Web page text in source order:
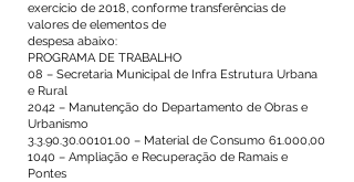
exercício de 2018, conforme transferências de
valores de elementos de
despesa abaixo:
PROGRAMA DE TRABALHO
08 – Secretaria Municipal de Infra Estrutura Urbana
e Rural
2042 – Manutenção do Departamento de Obras e
Urbanismo
3.3.90.30.00101.00 – Material de Consumo 61.000,00
1040 – Ampliação e Recuperação de Ramais e
Pontes